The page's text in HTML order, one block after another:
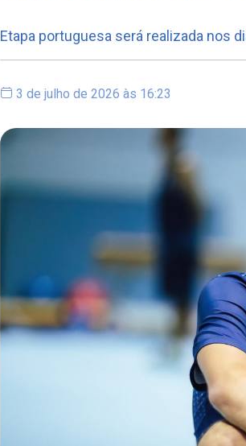
Etapa portuguesa será realizada nos
3 de julho de 2026 às 16:23